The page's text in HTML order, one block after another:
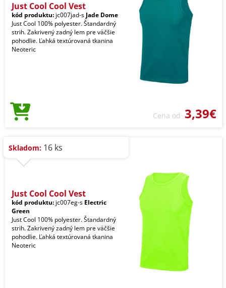
Just Cool Cool Vest
kód produktu: jc007jad-s Jade Dome
Just Cool 100% polyester. Štandardný
strih. Zakrivený zadný lem pre väčšie
pohodlie. Ľahká textúrovaná tkanina
Neoteric
Cena od 3,39€
Skladom: 16 ks
Just Cool Cool Vest
kód produktu: jc007eg-s Electric
Green
Just Cool 100% polyester. Štandardný
strih. Zakrivený zadný lem pre väčšie
pohodlie. Ľahká textúrovaná tkanina
Neoteric